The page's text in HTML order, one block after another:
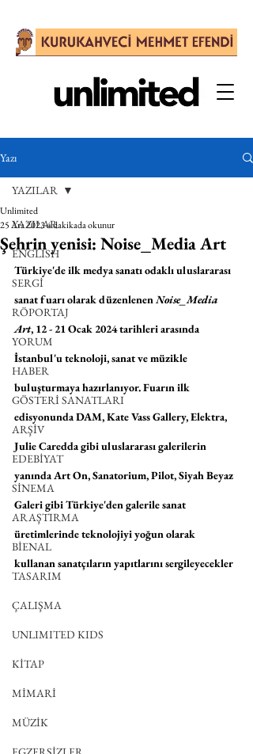
Yazı
YAZILAR
ENGLISH
SERGİ
RÖPORTAJ
YORUM
HABER
GÖSTERİ SANATLARI
ARŞİV
EDEBİYAT
SİNEMA
ARAŞTIRMA
BİENAL
TASARIM
ÇALIŞMA
UNLIMITED KIDS
KİTAP
MİMARİ
MÜZİK
YAZILAR
Şehrin yenisi: Noise_Media Art
Unlimited
25 Ara 20234 dakikada okunur
Türkiye'de ilk medya sanatı odaklı uluslararası
sanat fuarı olarak düzenlenen Noise_Media
Art, 12 - 21 Ocak 2024 tarihleri arasında
İstanbul'u teknoloji, sanat ve müzikle
buluşturmaya hazırlanıyor. Fuarın ilk
edisyonunda DAM, Kate Vass Gallery, Elektra,
Julie Caredda gibi uluslararası galerilerin
yanında Art On, Sanatorium, Pilot, Siyah Beyaz
Galeri gibi Türkiye'den galerile sanat
üretimlerinde teknolojiyi yoğun olarak
kullanan sanatçıların yapıtlarını sergileyecekler